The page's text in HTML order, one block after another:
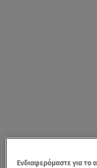
Ενδιαφερόμαστε για το